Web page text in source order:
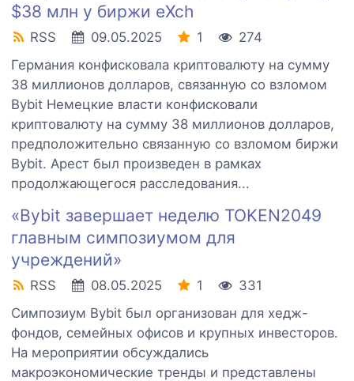
$38 млн у биржи eXch
RSS 09.05.2025 1
274
Германия конфисковала криптовалюту на сумму
38 миллионов долларов, связанную со взломом
Bybit Немецкие власти конфисковали
криптовалюту на сумму 38 миллионов долларов,
предположительно связанную со взломом биржи
Bybit. Арест был произведен в рамках
продолжающегося расследования...
«Bybit завершает неделю TOKEN2049
главным симпозиумом для
учреждений»
RSS 08.05.2025 1
331
Симпозиум Bybit был организован для хедж-
фондов, семейных офисов и крупных инвесторов.
На мероприятии обсуждались
макроэкономические тренды и представлены